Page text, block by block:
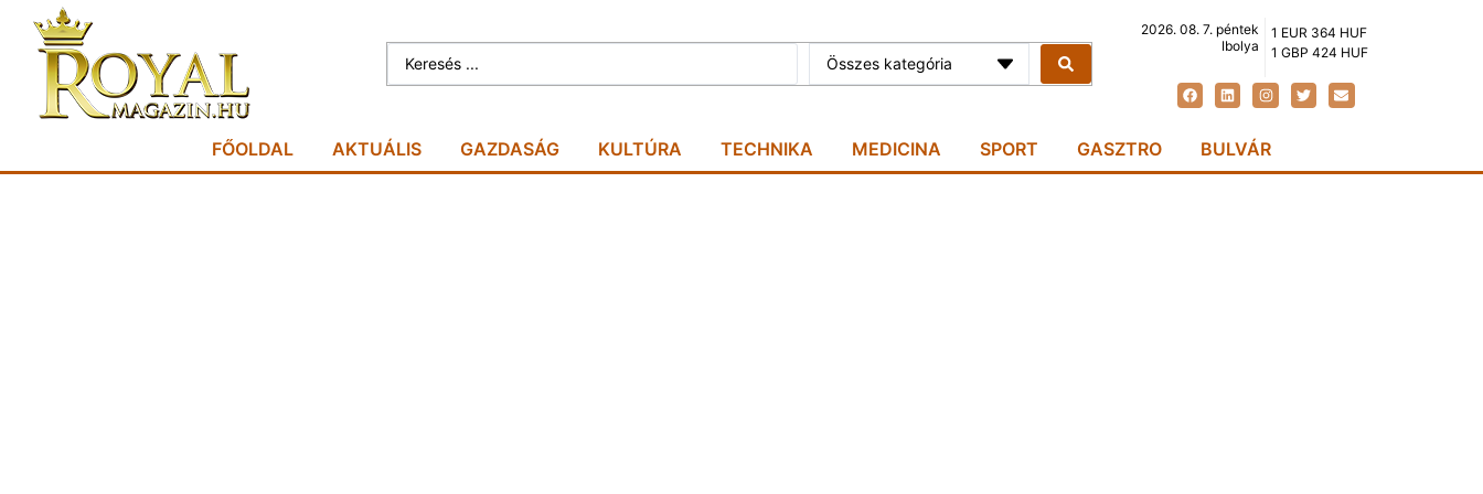
Összes kategória
2026. 08. 7. péntek
Ibolya
1 EUR 364 HUF
1 GBP 424 HUF
FŐOLDAL AKTUÁLIS GAZDASÁG KULTÚRA TECHNIKA MEDICINA SPORT GASZTRO BULVÁR